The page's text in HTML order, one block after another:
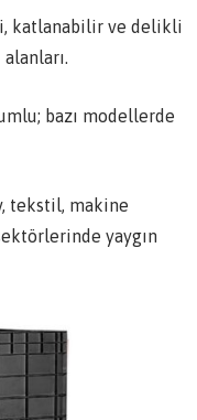
katlanabilir ve delikli
bazı modellerde
tekstil, makine
yaygın